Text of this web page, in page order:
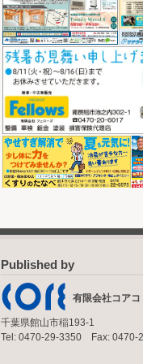
Published by
有限会社コア
千葉県館山市稲193-1
Tel: 0470-29-3350 Fax: 0470-